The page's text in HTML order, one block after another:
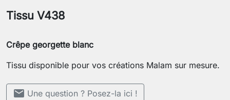
Tissu V438
Crêpe georgette blanc
Tissu disponible pour vos créations Malam sur mesure.
mail Une question ? Posez-la ici !